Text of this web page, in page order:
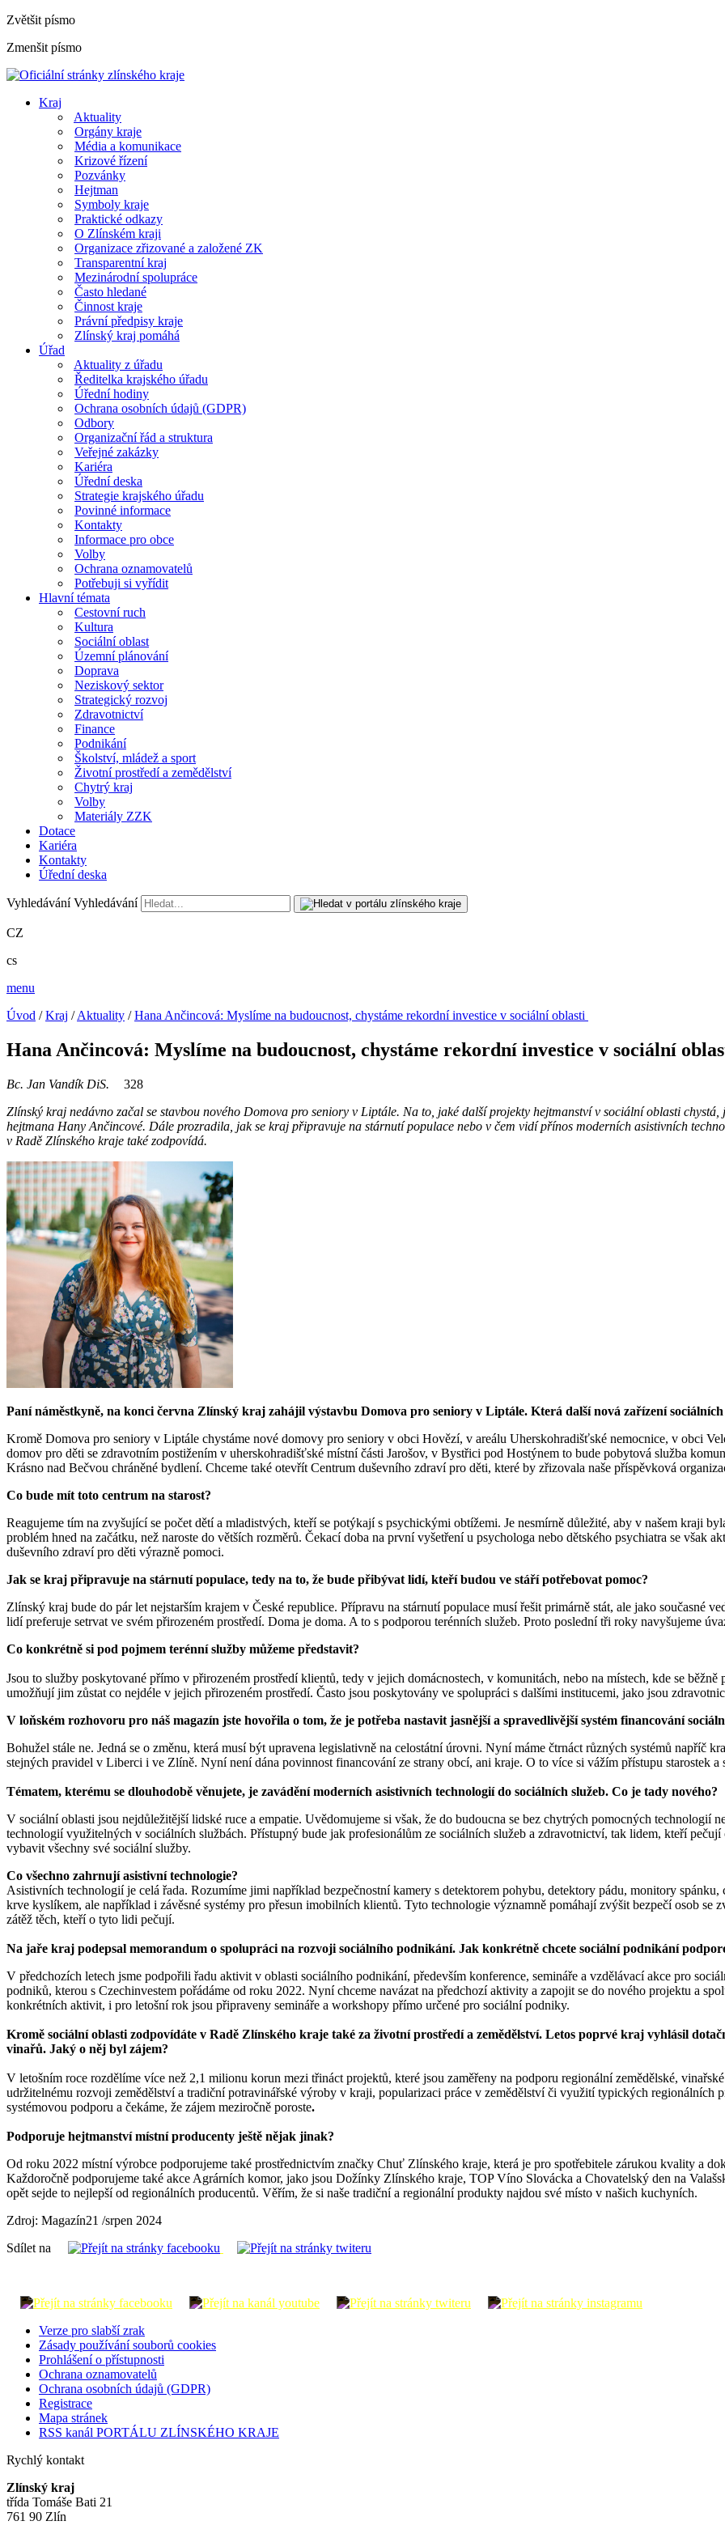
Zvětšit písmo
Zmenšit písmo
Kraj
Aktuality
Orgány kraje
Média a komunikace
Krizové řízení
Pozvánky
Hejtman
Symboly kraje
Praktické odkazy
O Zlínském kraji
Organizace zřizované a založené ZK
Transparentní kraj
Mezinárodní spolupráce
Často hledané
Činnost kraje
Právní předpisy kraje
Zlínský kraj pomáhá
Úřad
Aktuality z úřadu
Ředitelka krajského úřadu
Úřední hodiny
Ochrana osobních údajů (GDPR)
Odbory
Organizační řád a struktura
Veřejné zakázky
Kariéra
Úřední deska
Strategie krajského úřadu
Povinné informace
Kontakty
Informace pro obce
Volby
Ochrana oznamovatelů
Potřebuji si vyřídit
Hlavní témata
Cestovní ruch
Kultura
Sociální oblast
Územní plánování
Doprava
Neziskový sektor
Strategický rozvoj
Zdravotnictví
Finance
Podnikání
Školství, mládež a sport
Životní prostředí a zemědělství
Chytrý kraj
Volby
Materiály ZZK
Dotace
Kariéra
Kontakty
Úřední deska
Vyhledávání Vyhledávání
CZ
cs
menu
Úvod /Kraj /Aktuality /Hana Ančincová: Myslíme na budoucnost, chystáme rekordní investice v sociální oblasti
Hana Ančincová: Myslíme na budoucnost, chystáme rekordní investice v sociální
Bc. Jan Vandík DiS.
328
Zlínský kraj nedávno začal se stavbou nového Domova pro seniory v Liptále. Na to, jaké další projekty hejtmanství v sociální oblasti
hejtmana Hany Ančincové. Dále prozradila, jak se kraj připravuje na stárnutí populace nebo v čem vidí přínos moderních asistivních
v Radě Zlínského kraje také zodpovídá.
Paní náměstkyně, na konci června Zlínský kraj zahájil výstavbu Domova pro seniory v Liptále. Která další nová zařízení
Kromě Domova pro seniory v Liptále chystáme nové domovy pro seniory v obci Hovězí, v areálu Uherskohradišťské nemocnice, v obci
domov pro děti se zdravotním postižením v uherskohradišťské místní části Jarošov, v Bystřici pod Hostýnem to bude pobytová služba
Krásno nad Bečvou chráněné bydlení. Chceme také otevřít Centrum duševního zdraví pro děti, které by zřizovala naše příspěvková
Co bude mít toto centrum na starost?
Reagujeme tím na zvyšující se počet dětí a mladistvých, kteří se potýkají s psychickými obtížemi. Je nesmírně důležité, aby v našem kraji
problém hned na začátku, než naroste do větších rozměrů. Čekací doba na první vyšetření u psychologa nebo dětského psychiatra se však
duševního zdraví pro děti výrazně pomoci.
Jak se kraj připravuje na stárnutí populace, tedy na to, že bude přibývat lidí, kteří budou ve stáří potřebovat pomoc?
Zlínský kraj bude do pár let nejstarším krajem v České republice. Přípravu na stárnutí populace musí řešit primárně stát, ale jako současné
lidí preferuje setrvat ve svém přirozeném prostředí. Doma je doma. A to s podporou terénních služeb. Proto poslední tři roky navyšujeme
Co konkrétně si pod pojmem terénní služby můžeme představit?
Jsou to služby poskytované přímo v přirozeném prostředí klientů, tedy v jejich domácnostech, v komunitách, nebo na místech, kde se
umožňují jim zůstat co nejdéle v jejich přirozeném prostředí. Často jsou poskytovány ve spolupráci s dalšími institucemi, jako jsou
V loňském rozhovoru pro náš magazín jste hovořila o tom, že je potřeba nastavit jasnější a spravedlivější systém financování
Bohužel stále ne. Jedná se o změnu, která musí být upravena legislativně na celostátní úrovni. Nyní máme čtrnáct různých systémů napříč
stejných pravidel v Liberci i ve Zlíně. Nyní není dána povinnost financování ze strany obcí, ani kraje. O to více si vážím přístupu starostek
Tématem, kterému se dlouhodobě věnujete, je zavádění moderních asistivních technologií do sociálních služeb. Co je tady nového?
V sociální oblasti jsou nejdůležitější lidské ruce a empatie. Uvědomujeme si však, že do budoucna se bez chytrých pomocných
technologií využitelných v sociálních službách. Přístupný bude jak profesionálům ze sociálních služeb a zdravotnictví, tak lidem, kteří
vybavit všechny své sociální služby.
Co všechno zahrnují asistivní technologie?
Asistivních technologií je celá řada. Rozumíme jimi například bezpečnostní kamery s detektorem pohybu, detektory pádu, monitory
krve kyslíkem, ale například i závěsné systémy pro přesun imobilních klientů. Tyto technologie významně pomáhají zvýšit bezpečí osob se
zátěž těch, kteří o tyto lidi pečují.
Na jaře kraj podepsal memorandum o spolupráci na rozvoji sociálního podnikání. Jak konkrétně chcete sociální podnikání
V předchozích letech jsme podpořili řadu aktivit v oblasti sociálního podnikání, především konference, semináře a vzdělávací akce pro
podniků, kterou s Czechinvestem pořádáme od roku 2022. Nyní chceme navázat na předchozí aktivity a zapojit se do nového projektu a
konkrétních aktivit, i pro letošní rok jsou připraveny semináře a workshopy přímo určené pro sociální podniky.
Kromě sociální oblasti zodpovídáte v Radě Zlínského kraje také za životní prostředí a zemědělství. Letos poprvé kraj vyhlásil
vinařů. Jaký o něj byl zájem?
V letošním roce rozdělíme více než 2,1 milionu korun mezi třináct projektů, které jsou zaměřeny na podporu regionální zemědělské,
udržitelnému rozvoji zemědělství a tradiční potravinářské výroby v kraji, popularizaci práce v zemědělství či využití typických regionálních
systémovou podporu a čekáme, že zájem meziročně poroste.
Podporuje hejtmanství místní producenty ještě nějak jinak?
Od roku 2022 místní výrobce podporujeme také prostřednictvím značky Chuť Zlínského kraje, která je pro spotřebitele zárukou kvality a
Každoročně podporujeme také akce Agrárních komor, jako jsou Dožínky Zlínského kraje, TOP Víno Slovácka a Chovatelský den na
opět sejde to nejlepší od regionálních producentů. Věřím, že si naše tradiční a regionální produkty najdou své místo v našich kuchyních.
Zdroj: Magazín21 /srpen 2024
Sdílet na
Verze pro slabší zrak
Zásady používání souborů cookies
Prohlášení o přístupnosti
Ochrana oznamovatelů
Ochrana osobních údajů (GDPR)
Registrace
Mapa stránek
RSS kanál PORTÁLU ZLÍNSKÉHO KRAJE
Rychlý kontakt
Zlínský kraj
třída Tomáše Bati 21
761 90 Zlín